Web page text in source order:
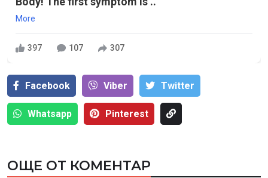
More
397 107 307
Facebook Viber Тwitter
Whatsapp Pinterest
ОЩЕ ОТ КОМЕНТАР